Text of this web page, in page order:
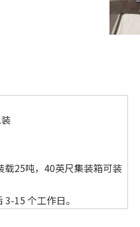
载25吨，40英尺集装箱可装
15 个工作日。